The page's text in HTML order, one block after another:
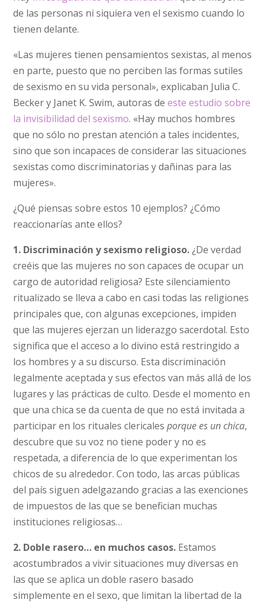
de las personas ni siquiera ven el sexismo cuando lo
tienen delante.
«Las mujeres tienen pensamientos sexistas, al menos
en parte, puesto que no perciben las formas sutiles
de sexismo en su vida personal», explicaban Julia C.
Becker y Janet K. Swim, autoras deeste estudio sobre
la invisibilidad del sexismo. «Hay muchos hombres
que no sólo no prestan atención a tales incidentes,
sino que son incapaces de considerar las situaciones
sexistas como discriminatorias y dañinas para las
mujeres».
¿Qué piensas sobre estos 10 ejemplos? ¿Cómo
reaccionarías ante ellos?
1. Discriminación y sexismo religioso. ¿De verdad
creéis que las mujeres no son capaces de ocupar un
cargo de autoridad religiosa? Este silenciamiento
ritualizado se lleva a cabo en casi todas las religiones
principales que, con algunas excepciones, impiden
que las mujeres ejerzan un liderazgo sacerdotal. Esto
significa que el acceso a lo divino está restringido a
los hombres y a su discurso. Esta discriminación
legalmente aceptada y sus efectos van más allá de los
lugares y las prácticas de culto. Desde el momento en
que una chica se da cuenta de que no está invitada a
participar en los rituales clericalesporque es un chica,
descubre que su voz no tiene poder y no es
respetada, a diferencia de lo que experimentan los
chicos de su alrededor. Con todo, las arcas públicas
del país siguen adelgazando gracias a las exenciones
de impuestos de las que se benefician muchas
instituciones religiosas…
2. Doble rasero… en muchos casos. Estamos
acostumbrados a vivir situaciones muy diversas en
las que se aplica un doble rasero basado
simplemente en el sexo, que limitan la libertad de la